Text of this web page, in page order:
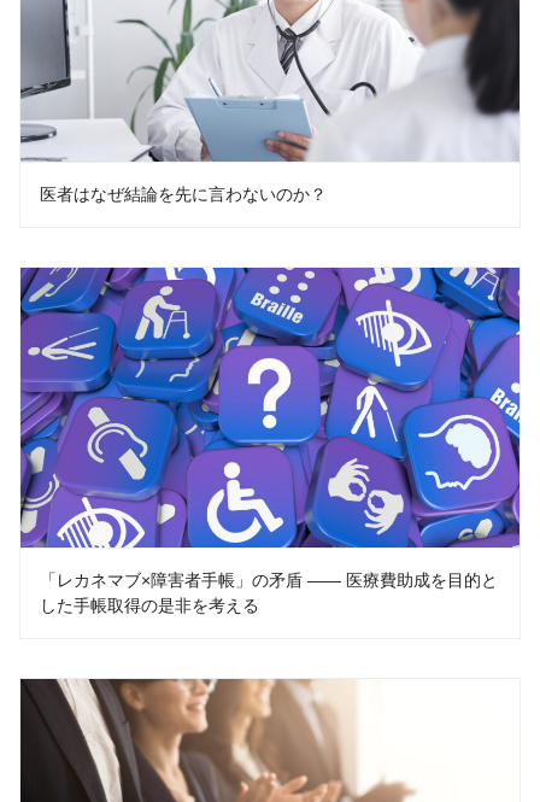
医者はなぜ結論を先に言わないのか？
「レカネマブ×障害者手帳」の矛盾 —— 医療費助成を目的と
した手帳取得の是非を考える